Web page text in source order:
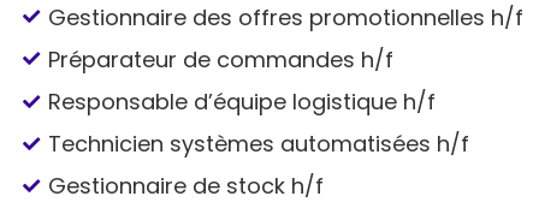
Gestionnaire des offres promotionnelles h/f
Préparateur de commandes h/f
Responsable d’équipe logistique h/f
Technicien systèmes automatisées h/f
Gestionnaire de stock h/f